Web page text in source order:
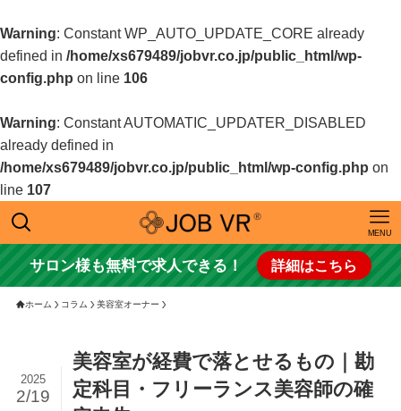
Warning: Constant WP_AUTO_UPDATE_CORE already
defined in /home/xs679489/jobvr.co.jp/public_html/wp-
config.php on line 106
Warning: Constant AUTOMATIC_UPDATER_DISABLED
already defined in
/home/xs679489/jobvr.co.jp/public_html/wp-config.php on
line 107
MENU
サロン様も無料で求人できる！ 詳細はこちら
ホーム コラム 美容室オーナー
美容室が経費で落とせるもの｜勘
定科目・フリーランス美容師の確
2025
2/19